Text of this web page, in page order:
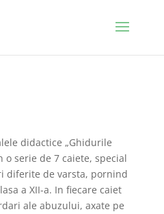
didactice „Ghidurile
o serie de 7 caiete, special
diferite de varsta, pornind
a XII-a. In fiecare caiet
ale abuzului, axate pe